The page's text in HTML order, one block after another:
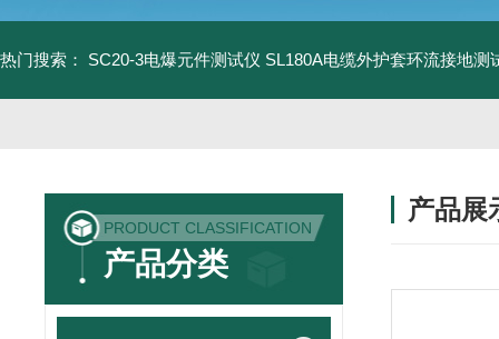
热门搜索： SC20-3电爆元件测试仪 SL180A电缆外护套环流接地测
PRODUCT CLASSIFICATION
产品分类
产品展